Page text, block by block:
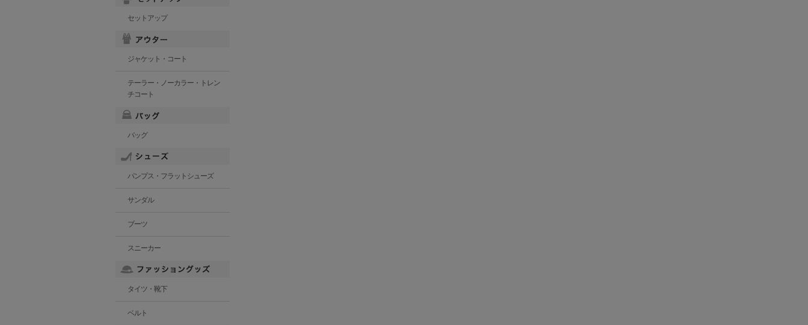
セットアップ
ジャケット・コート
テーラー・ノーカラー・トレン
チコート
バッグ
パンプス・フラットシューズ
サンダル
ブーツ
スニーカー
タイツ・靴下
ベルト